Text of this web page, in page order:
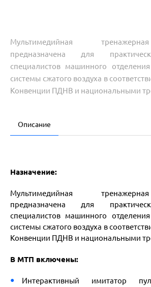
Мультимедийная
предназначена для
специалистов машинного
системы сжатого воздуха в
Конвенции ПДНВ и национальными
Описание
Назначение:
Мультимедийная
предназначена для
специалистов машинного
системы сжатого воздуха в
Конвенции ПДНВ и национальными
В МТП включены:
Интерактивный имитатор